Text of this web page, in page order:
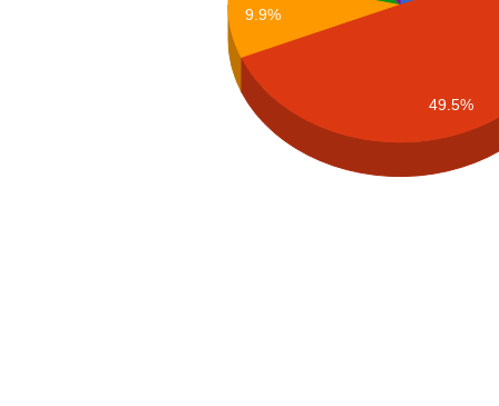
9.9%
49.5%